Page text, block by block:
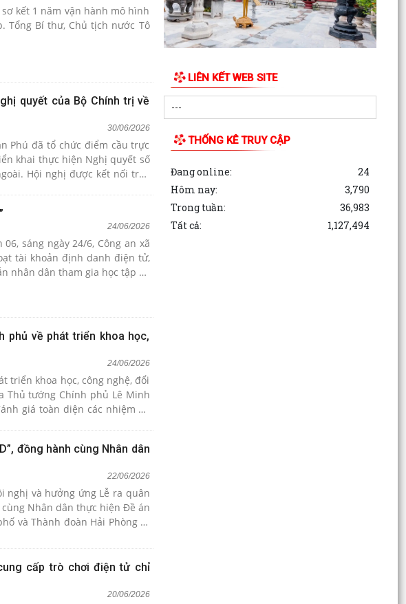
kết 1 năm vận hành mô hình
Tổng Bí thư, Chủ tịch nước Tô
quyết của Bộ Chính trị về
30/06/2026
Phú đã tổ chức điểm cầu trực
khai thực hiện Nghị quyết số
Hội nghị được kết nối trực
24/06/2026
sáng ngày 24/6, Công an xã
tài khoản định danh điện tử,
nhân dân tham gia học tập số
phủ về phát triển khoa học,
24/06/2026
triển khoa học, công nghệ, đổi
Thủ tướng Chính phủ Lê Minh
giá toàn diện các nhiệm vụ
đồng hành cùng Nhân dân
22/06/2026
nghị và hưởng ứng Lễ ra quân
cùng Nhân dân thực hiện Đề án
và Thành đoàn Hải Phòng tổ
cấp trò chơi điện tử chỉ
20/06/2026
LIÊN KẾT WEB SITE
THỐNG KÊ TRUY CẬP
Đang online:
24
Hôm nay:
3,790
Trong tuần:
36,983
Tất cả:
1,127,494